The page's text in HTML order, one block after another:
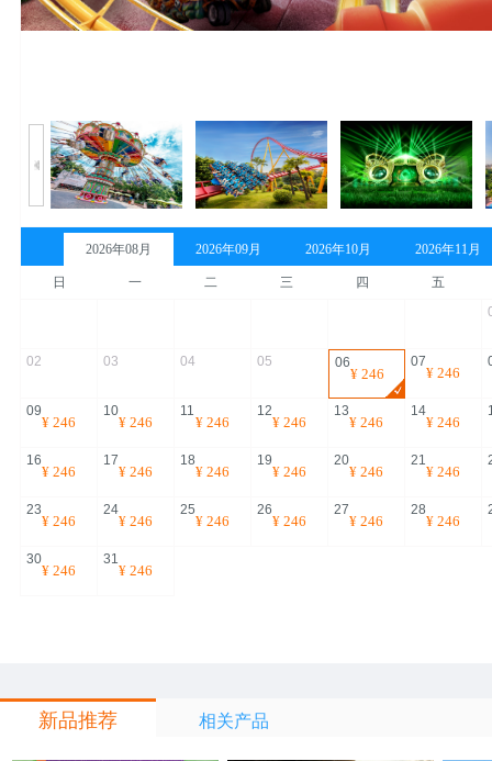
2026年08月 2026年09月 2026年10月 2026年11月
日 一 二 三 四
五
02 03 04 05 06
¥ 246
07
¥ 246
09
¥ 246
10
¥ 246
11
¥ 246
12
¥ 246
13
¥ 246
14
¥ 246
16
¥ 246
17
¥ 246
18
¥ 246
19
¥ 246
20
¥ 246
21
¥ 246
23
¥ 246
24
¥ 246
25
¥ 246
26
¥ 246
27
¥ 246
28
¥ 246
30
¥ 246
31
¥ 246
新品推荐 相关产品